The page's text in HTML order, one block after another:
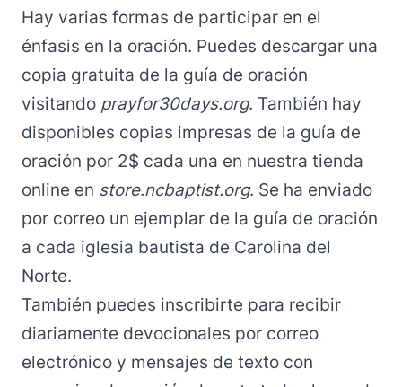
Hay varias formas de participar en el
énfasis en la oración. Puedes descargar una
copia gratuita de la guía de oración
visitando prayfor30days.org. También hay
disponibles copias impresas de la guía de
oración por 2$ cada una en nuestra tienda
online en store.ncbaptist.org. Se ha enviado
por correo un ejemplar de la guía de oración
a cada iglesia bautista de Carolina del
Norte.
También puedes inscribirte para recibir
diariamente devocionales por correo
electrónico y mensajes de texto con